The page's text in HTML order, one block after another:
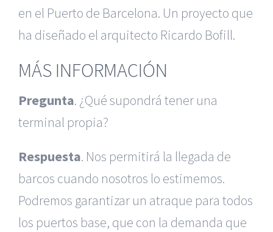
en el Puerto de Barcelona. Un proyecto que
ha diseñado el arquitecto Ricardo Bofill.
MÁS INFORMACIÓN
Pregunta. ¿Qué supondrá tener una
terminal propia?
Respuesta. Nos permitirá la llegada de
barcos cuando nosotros lo estimemos.
Podremos garantizar un atraque para todos
los puertos base, que con la demanda que